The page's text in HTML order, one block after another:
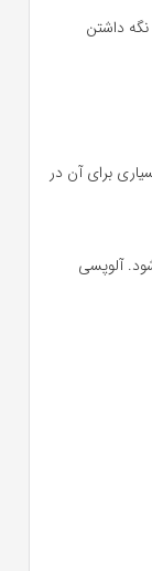
داشتن
برای آن در
آلوپسی